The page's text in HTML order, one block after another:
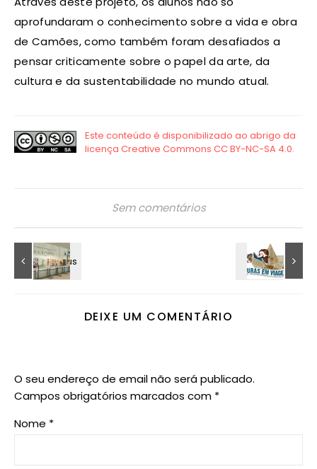
aprofundaram o conhecimento sobre a vida e obra
de Camões, como também foram desafiados a
pensar criticamente sobre o papel da arte, da
cultura e da sustentabilidade no mundo atual.
Sem comentários
DEIXE UM COMENTÁRIO
O seu endereço de email não será publicado.
Campos obrigatórios marcados com *
Nome *